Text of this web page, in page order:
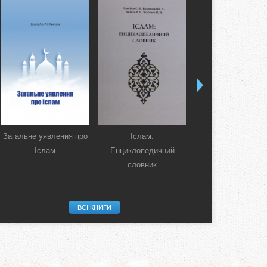
Загальне уявлення про
Іслам
Іслам:
Енциклопедичний
словник
Коран.
смислів
мовою
ВСІ КНИГИ